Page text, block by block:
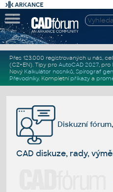
Přes 123.000 registrovaných u nás,
(CZ+EN). Tipy pro AutoCAD 2027, pro
Nový Kalkulátor nosníků, Spirograf
Převodníky. Kompletní příkazya
Diskuzní
CAD diskuze, rady,